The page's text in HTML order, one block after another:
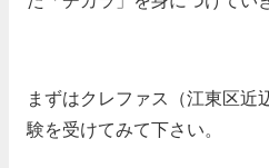
まずはクレファス（江東区近
験を受けてみて下さい。